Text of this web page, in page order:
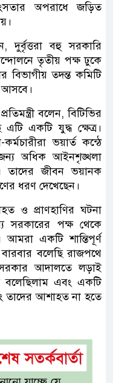
অপরাধে জড়িত
দুর্বৃত্তরা বহু সরকারি
তৃতীয় পক্ষ ঢুকে
বিভাগীয় তদন্ত কমিটি
আসবে।
বলেন, বিটিভির
একটি যুদ্ধ ক্ষেত্র।
ভয়ার্ত কন্ঠে
অধিক আইনশৃঙ্খলা
তাদের জীবন ভয়ানক
ধরণ দেখেছেন।
ও প্রাণহাণির ঘটনা
সরকারের পক্ষ থেকে
একটি শান্তিপূর্ণ
বলেছি রাজপথে
আদালতে লড়াই
বলেছিলাম এবং একটি
আশাহত না হতে